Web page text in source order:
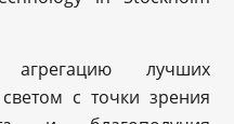
агрегацию лучших
с точки зрения